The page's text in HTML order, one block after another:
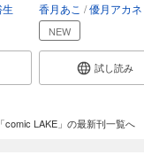
ヨコヨミ】: 30
カート
香月あこ 優月アカネ
NEW
試し読み
「comic LAKE」の最新刊一覧へ